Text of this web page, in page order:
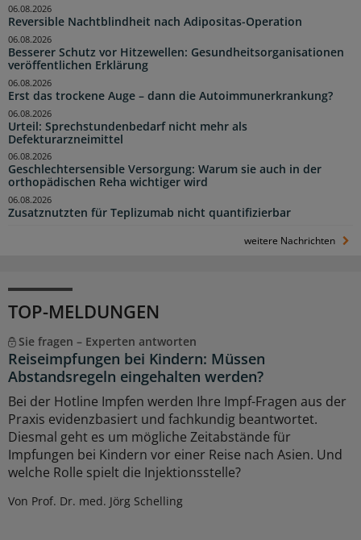
Reversible Nachtblindheit nach Adipositas-Operation
06.08.2026
Besserer Schutz vor Hitzewellen: Gesundheitsorganisationen
veröffentlichen Erklärung
06.08.2026
Erst das trockene Auge – dann die Autoimmunerkrankung?
06.08.2026
Urteil: Sprechstundenbedarf nicht mehr als
Defekturarzneimittel
06.08.2026
Geschlechtersensible Versorgung: Warum sie auch in der
orthopädischen Reha wichtiger wird
06.08.2026
Zusatznutzten für Teplizumab nicht quantifizierbar
06.08.2026
weitere Nachrichten
TOP-MELDUNGEN
Sie fragen – Experten antworten
Reiseimpfungen bei Kindern: Müssen
Abstandsregeln eingehalten werden?
Bei der Hotline Impfen werden Ihre Impf-Fragen aus der
Praxis evidenzbasiert und fachkundig beantwortet.
Diesmal geht es um mögliche Zeitabstände für
Impfungen bei Kindern vor einer Reise nach Asien. Und
welche Rolle spielt die Injektionsstelle?
Von Prof. Dr. med. Jörg Schelling